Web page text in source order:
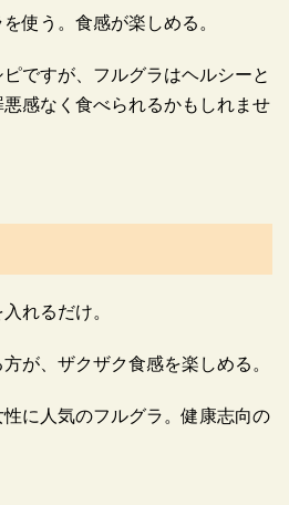
使う。食感が楽しめる。
ですが、フルグラはヘルシーと
感なく食べられるかもしれませ
れるだけ。
が、ザクザク食感を楽しめる。
に人気のフルグラ。健康志向の